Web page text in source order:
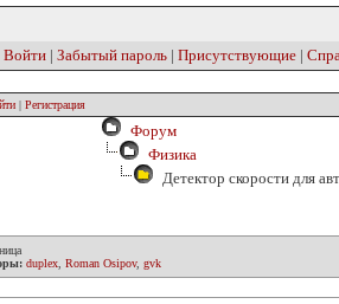
Войти | Забытый пароль | Присутствующие |
| Регистрация
Форум
Физика
Детектор скорости для
duplex Roman Osipov, gvk